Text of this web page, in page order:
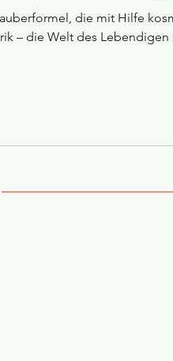
die mit Hilfe
– die Welt des